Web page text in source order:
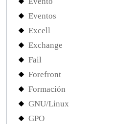
Eventos
Excell
Exchange
Fail
Forefront
Formación
GNU/Linux
GPO